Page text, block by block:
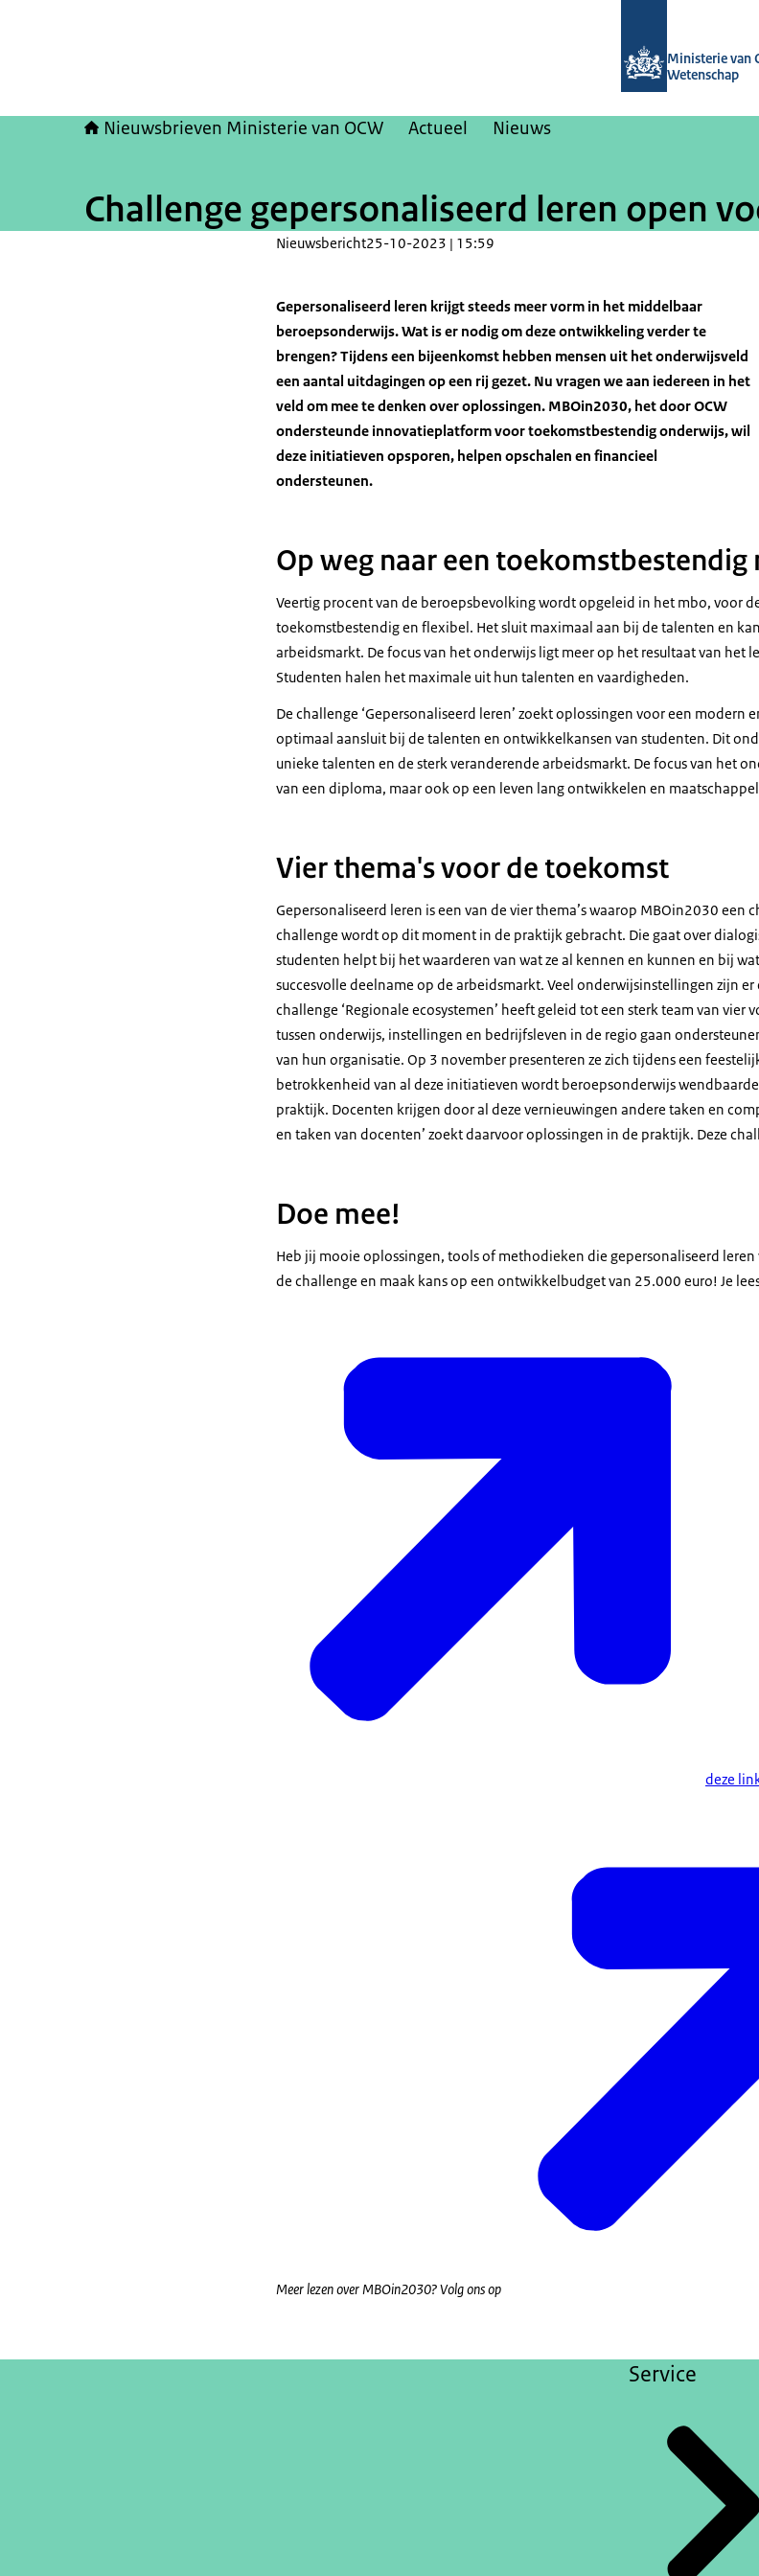
Ministerie van
Wetenschap
Nieuwsbrieven Ministerie van OCW Actueel Nieuws
Challenge gepersonaliseerd leren open
Nieuwsbericht25-10-2023 | 15:59
Gepersonaliseerd leren krijgt steeds meer vorm in het middelbaar
beroepsonderwijs. Wat is er nodig om deze ontwikkeling verder te
brengen? Tijdens een bijeenkomst hebben mensen uit het onderwijsveld
een aantal uitdagingen op een rij gezet. Nu vragen we aan iedereen in het
veld om mee te denken over oplossingen. MBOin2030, het door OCW
ondersteunde innovatieplatform voor toekomstbestendig onderwijs, wil
deze initiatieven opsporen, helpen opschalen en financieel
ondersteunen.
Op weg naar een toekomstbestendig
Veertig procent van de beroepsbevolking wordt opgeleid in het mbo, voor
toekomstbestendig en flexibel. Het sluit maximaal aan bij de talenten en
arbeidsmarkt. De focus van het onderwijs ligt meer op het resultaat van het
Studenten halen het maximale uit hun talenten en vaardigheden.
De challenge ‘Gepersonaliseerd leren’ zoekt oplossingen voor een
optimaal aansluit bij de talenten en ontwikkelkansen van studenten. Dit
unieke talenten en de sterk veranderende arbeidsmarkt. De focus van het
van een diploma, maar ook op een leven lang ontwikkelen en
Vier thema's voor de toekomst
Gepersonaliseerd leren is een van de vier thema’s waarop MBOin2030 een
challenge wordt op dit moment in de praktijk gebracht. Die gaat over
studenten helpt bij het waarderen van wat ze al kennen en kunnen en bij
succesvolle deelname op de arbeidsmarkt. Veel onderwijsinstellingen zijn er
challenge ‘Regionale ecosystemen’ heeft geleid tot een sterk team van
tussen onderwijs, instellingen en bedrijfsleven in de regio gaan
van hun organisatie. Op 3 november presenteren ze zich tijdens een
betrokkenheid van al deze initiatieven wordt beroepsonderwijs
praktijk. Docenten krijgen door al deze vernieuwingen andere taken en
en taken van docenten’ zoekt daarvoor oplossingen in de praktijk. Deze
Doe mee!
Heb jij mooie oplossingen, tools of methodieken die gepersonaliseerd
de challenge en maak kans op een ontwikkelbudget van 25.000 euro! Je
deze
Meer lezen over MBOin2030? Volg ons op
Service